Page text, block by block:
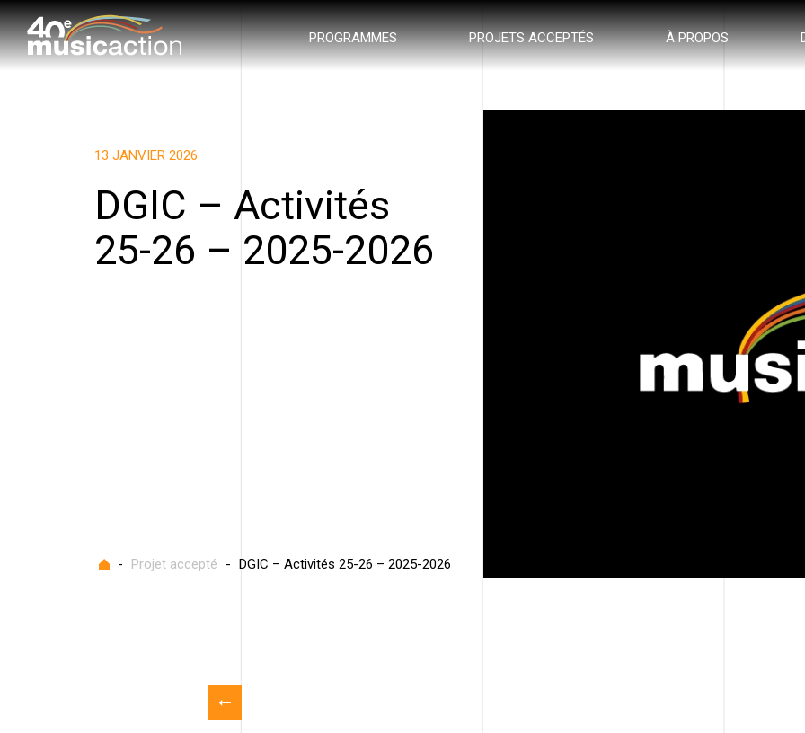
PROGRAMMES PROJETS ACCEPTÉS À PROPOS
13 JANVIER 2026
DGIC – Activités
25-26 – 2025-2026
Accueil
- Projet accepté - DGIC – Activités 25-26 – 2025-2026